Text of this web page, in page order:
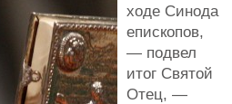
ходе Синода
епископов,
— подвел
итог Святой
Отец, —